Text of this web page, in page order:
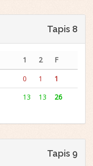
Tapis 8
1 2
F
0 1
1
13 13 26
Tapis 9